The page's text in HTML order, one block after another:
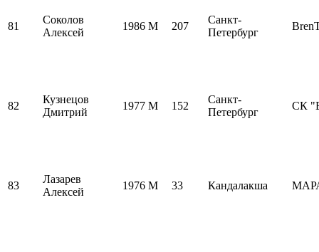
81
Соколов
Алексей
1986 M 207
Санкт-
Петербург
82
Кузнецов
Дмитрий
1977 M 152
Санкт-
Петербург
СК
83
Лазарев
Алексей
1976 M 33 Кандалакша